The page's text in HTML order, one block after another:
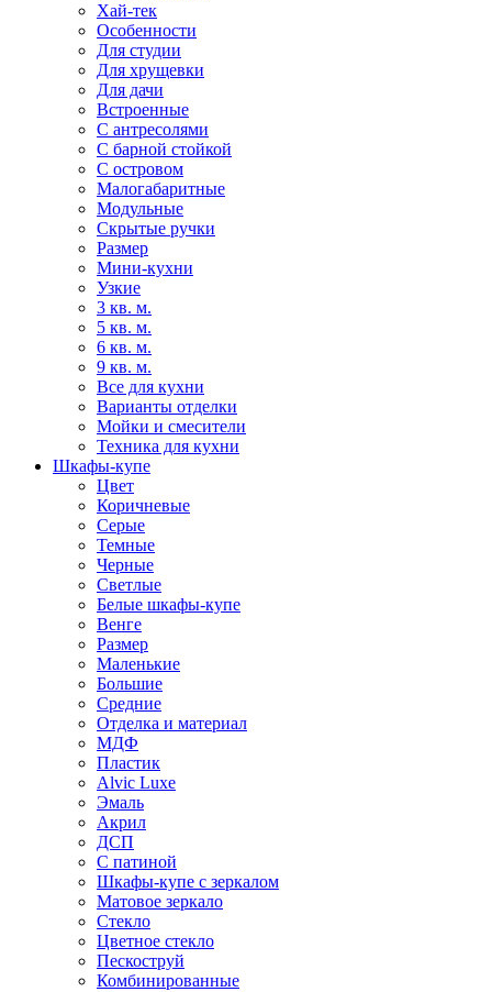
Хай-тек
Особенности
Для студии
Для хрущевки
Для дачи
Встроенные
С антресолями
С барной стойкой
С островом
Малогабаритные
Модульные
Скрытые ручки
Размер
Мини-кухни
Узкие
3 кв. м.
5 кв. м.
6 кв. м.
9 кв. м.
Все для кухни
Варианты отделки
Мойки и смесители
Техника для кухни
Шкафы-купе
Цвет
Коричневые
Серые
Темные
Черные
Светлые
Белые шкафы-купе
Венге
Размер
Маленькие
Большие
Средние
Отделка и материал
МДФ
Пластик
Alvic Luxe
Эмаль
Акрил
ДСП
С патиной
Шкафы-купе с зеркалом
Матовое зеркало
Стекло
Цветное стекло
Пескоструй
Комбинированные